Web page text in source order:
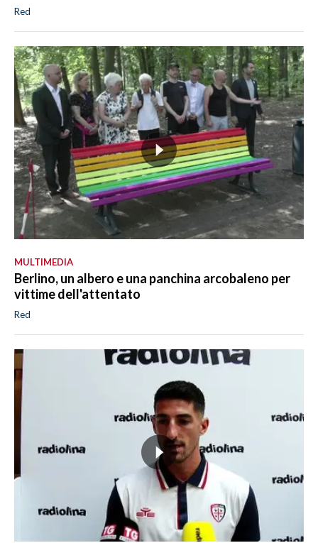
Red
MULTIMEDIA
Berlino, un albero e una panchina arcobaleno per
vittime dell'attentato
Red